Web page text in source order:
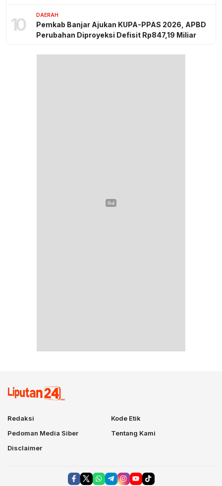
10 DAERAH
Pemkab Banjar Ajukan KUPA-PPAS 2026, APBD
Perubahan Diproyeksi Defisit Rp847,19 Miliar
Redaksi
Kode Etik
Pedoman Media Siber
Tentang Kami
Disclaimer